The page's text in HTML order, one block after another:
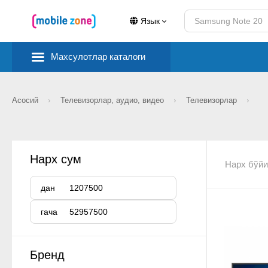
Язык
Махсулотлар каталоги
Асосий Телевизорлар, аудио, видео Телевизорлар
Нарх сум
дан
гача
Бренд
Нарх